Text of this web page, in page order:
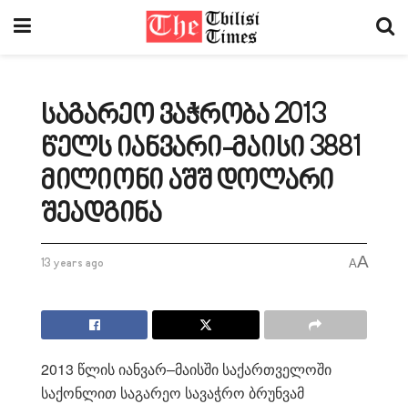
საგარეო ვაჭრობა 2013
წელს იანვარი-მაისი 3881
მილიონი აშშ დოლარი
შეადგინა
13 years ago AA
2013 წლის იანვარ–მაისში საქართველოში
საქონლით საგარეო სავაჭრო ბრუნვამ